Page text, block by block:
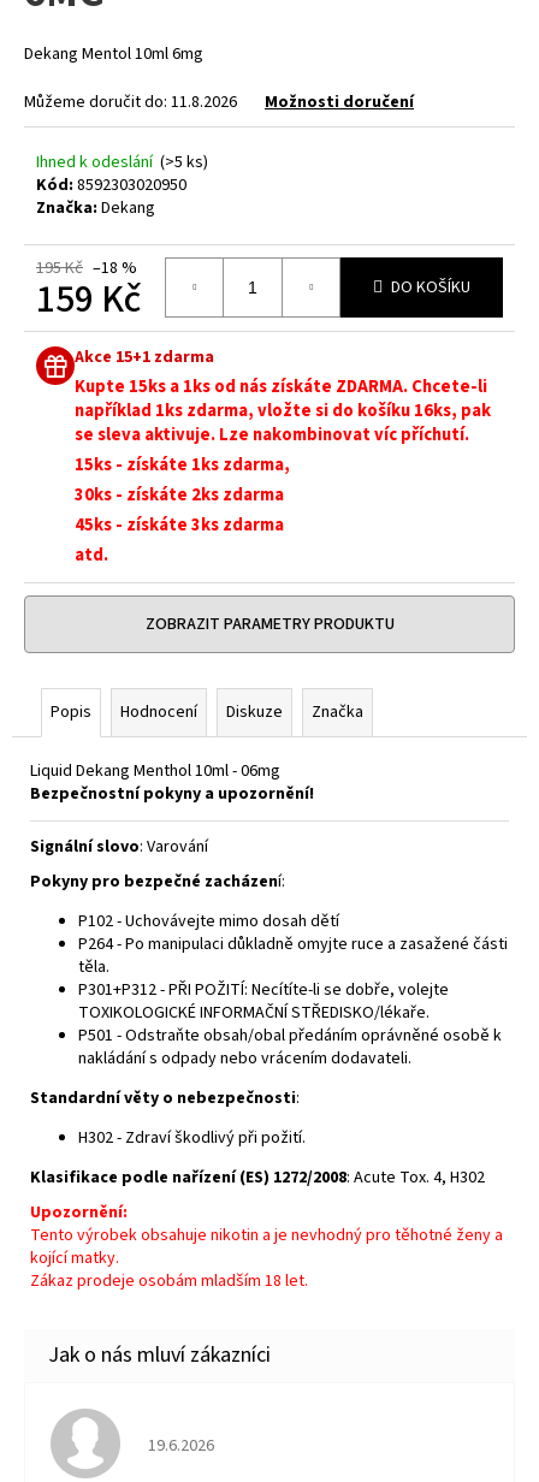
hvězdiček.
Dekang Mentol 10ml 6mg
Můžeme doručit do: 11.8.2026 Možnosti doručení
Ihned k odeslání (>5 ks)
Kód: 8592303020950
Značka: Dekang
195 Kč –18 %
159 Kč
Měrná
cena:
DO KOŠÍKU
Akce 15+1 zdarma
Kupte 15ks a 1ks od nás získáte ZDARMA. Chcete-li
například 1ks zdarma, vložte si do košíku 16ks, pak
se sleva aktivuje. Lze nakombinovat víc příchutí.
15ks - získáte 1ks zdarma,
30ks - získáte 2ks zdarma
45ks - získáte 3ks zdarma
atd.
ZOBRAZIT PARAMETRY PRODUKTU
Popis Hodnocení Diskuze Značka
Liquid Dekang Menthol 10ml - 06mg
Bezpečnostní pokyny a upozornění!
Signální slovo: Varování
Pokyny pro bezpečné zacházení:
P102 - Uchovávejte mimo dosah dětí
P264 - Po manipulaci důkladně omyjte ruce a zasažené části
těla.
P301+P312 - PŘI POŽITÍ: Necítíte-li se dobře, volejte
TOXIKOLOGICKÉ INFORMAČNÍ STŘEDISKO/lékaře.
P501 - Odstraňte obsah/obal předáním oprávněné osobě k
nakládání s odpady nebo vrácením dodavateli.
Standardní věty o nebezpečnosti:
H302 - Zdraví škodlivý při požití.
Klasifikace podle nařízení (ES) 1272/2008: Acute Tox. 4, H302
Upozornění:
Tento výrobek obsahuje nikotin a je nevhodný pro těhotné ženy a
kojící matky.
Zákaz prodeje osobám mladším 18 let.
Hodnocení obchodu je 5 z 5 hvězdiček.
19.6.2026
j
í
t
?
HLEDAT
D
j
m
DEKANG
DAF
10ML
6MG
159
Kč
Původně: